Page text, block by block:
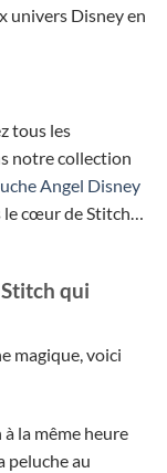
univers Disney en
tous les
notre collection
Angel Disney
le cœur de Stitch…
qui
magique, voici
la même heure
peluche au